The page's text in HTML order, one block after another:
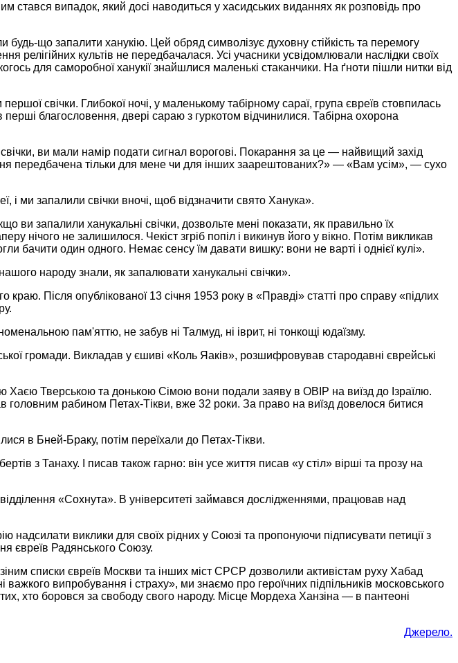
стався випадок, який досі наводиться у хасидських виданнях як розповідь про
будь-що запалити ханукію. Цей обряд символізує духовну стійкість та перемогу
культів не передбачалася. Усі учасники усвідомлювали наслідки своїх
для саморобної ханукії знайшлися маленькі стаканчики. На ґноти пішли нитки від
свічки. Глибокої ночі, у маленькому табірному сараї, група євреїв стовпилась
благословення, двері сараю з гуркотом відчинилися. Табірна охорона
ви мали намір подати сигнал ворогові. Покарання за це — найвищий захід
передбачена тільки для мене чи для інших заарештованих?» — «Вам усім», — сухо
ми запалили свічки вночі, щоб відзначити свято Ханука».
ви запалили ханукальні свічки, дозвольте мені показати, як правильно їх
нічого не залишилося. Чекіст згріб попіл і викинув його у вікно. Потім викликав
бачити один одного. Немає сенсу їм давати вишку: вони не варті і однієї кулі».
народу знали, як запалювати ханукальні свічки».
Після опублікованої 13 січня 1953 року в «Правді» статті про справу «підлих
пам'яттю, не забув ні Талмуд, ні іврит, ні тонкощі юдаїзму.
громади. Викладав у єшиві «Коль Яаків», розшифровував стародавні єврейські
Хаєю Тверською та донькою Сімою вони подали заяву в ОВІР на виїзд до Ізраїлю.
рабином Петах-Тікви, вже 32 роки. За право на виїзд довелося битися
в Бней-Браку, потім переїхали до Петах-Тікви.
з Танаху. І писав також гарно: він усе життя писав «у стіл» вірші та прозу на
«Сохнута». В університеті займався дослідженнями, працював над
надсилати виклики для своїх рідних у Союзі та пропонуючи підписувати петиції з
євреїв Радянського Союзу.
списки євреїв Москви та інших міст СРСР дозволили активістам руху Хабад
випробування і страху», ми знаємо про героїчних підпільників московського
хто боровся за свободу свого народу. Місце Мордеха Ханзіна — в пантеоні
Джерело.